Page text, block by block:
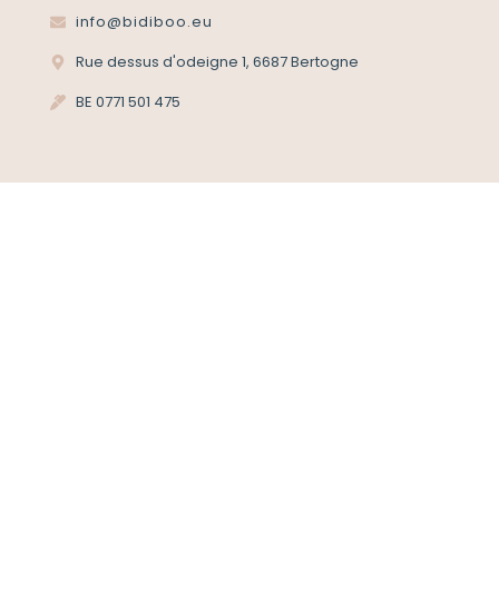
info@bidiboo.eu
Rue dessus d'odeigne 1, 6687 Bertogne
BE 0771 501 475